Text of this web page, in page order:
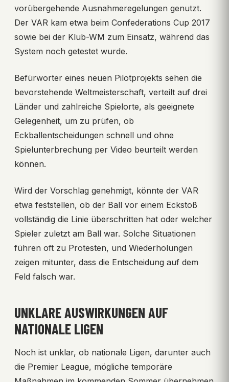
vorübergehende Ausnahmeregelungen genutzt.
Der VAR kam etwa beim Confederations Cup 2017
sowie bei der Klub-WM zum Einsatz, während das
System noch getestet wurde.
Befürworter eines neuen Pilotprojekts sehen die
bevorstehende Weltmeisterschaft, verteilt auf drei
Länder und zahlreiche Spielorte, als geeignete
Gelegenheit, um zu prüfen, ob
Eckballentscheidungen schnell und ohne
Spielunterbrechung per Video beurteilt werden
können.
Wird der Vorschlag genehmigt, könnte der VAR
etwa feststellen, ob der Ball vor einem Eckstoß
vollständig die Linie überschritten hat oder welcher
Spieler zuletzt am Ball war. Solche Situationen
führen oft zu Protesten, und Wiederholungen
zeigen mitunter, dass die Entscheidung auf dem
Feld falsch war.
UNKLARE AUSWIRKUNGEN AUF
NATIONALE LIGEN
Noch ist unklar, ob nationale Ligen, darunter auch
die Premier League, mögliche temporäre